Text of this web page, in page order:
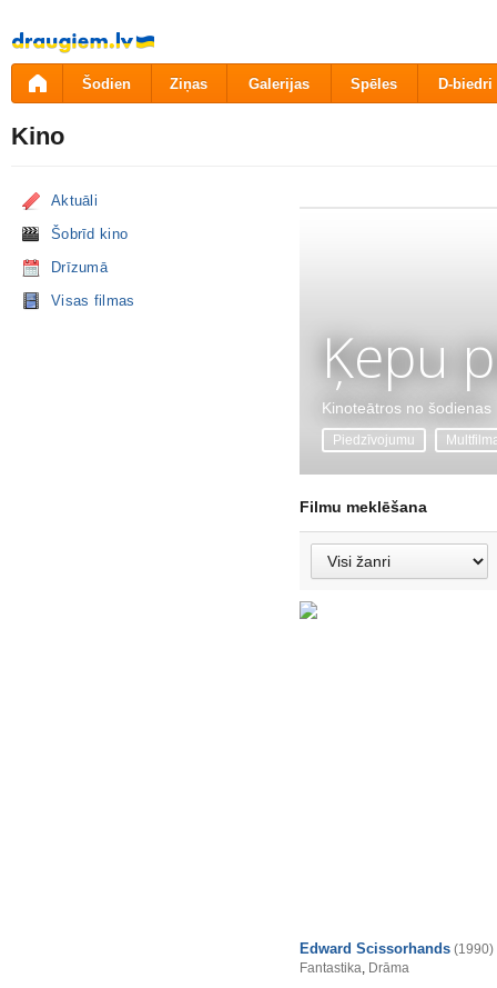
Pāriet
uz
saturu
Šodien Ziņas Galerijas Spēles D-biedri
Kino
Aktuāli
Šobrīd kino
Drīzumā
Visas filmas
Ķepu
Kinoteātros no šodienas
Piedzīvojumu
Filmu meklēšana
Edward Scissorhands (1990)
Fantastika, Drāma